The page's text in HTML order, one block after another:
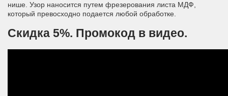
нише. Узор наносится путем фрезерования листа МДФ,
который превосходно подается любой обработке.
Скидка 5%. Промокод в видео.